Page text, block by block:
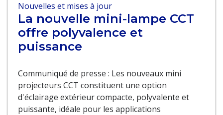
Nouvelles et mises à jour
La nouvelle mini-lampe CCT
offre polyvalence et
puissance
Communiqué de presse : Les nouveaux mini
projecteurs CCT constituent une option
d'éclairage extérieur compacte, polyvalente et
puissante, idéale pour les applications